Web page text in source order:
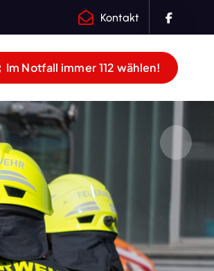
Kontakt
Im Notfall immer 112 wählen!